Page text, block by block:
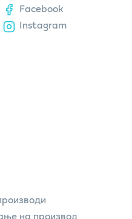
на производ
Facebook
Instagram